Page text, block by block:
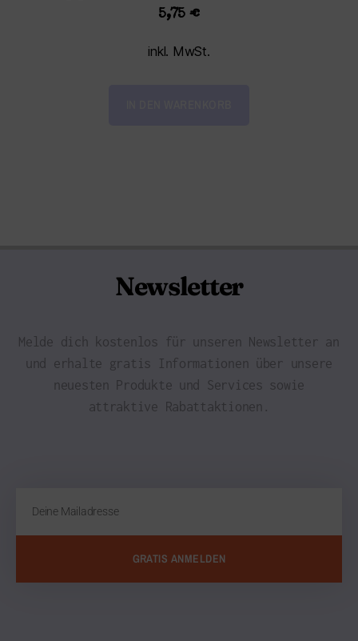
5,75 €
inkl. MwSt.
Newsletter
Melde dich kostenlos für unseren Newsletter an
und erhalte gratis Informationen über unsere
neuesten Produkte und Services sowie
attraktive Rabattaktionen.
GRATIS ANMELDEN